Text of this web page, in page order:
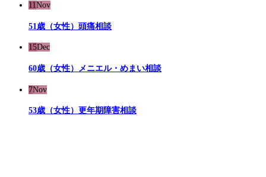
11Nov
51歳（女性）頭痛相談
15Dec
60歳（女性）メニエル・めまい相談
7Nov
53歳（女性）更年期障害相談